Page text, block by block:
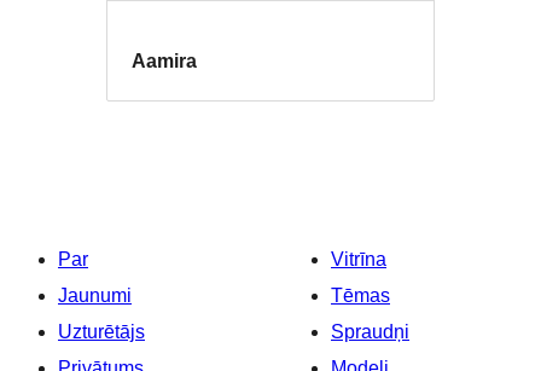
Aamira
Par
Jaunumi
Uzturētājs
Vitrīna
Tēmas
Spraudņi